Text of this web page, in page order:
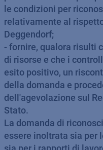
le condizioni per
relativamente al
Deggendorf;
- fornire, qualora risulti
di risorse e che i
esito positivo, un
della domanda e
dell'agevolazione sul
Stato.
La domanda di
essere inoltrata sia per